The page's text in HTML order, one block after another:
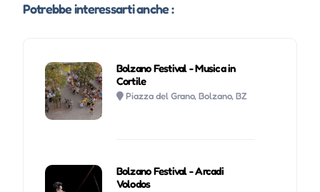
Potrebbe interessarti anche :
Bolzano Festival - Musica in
Cortile
Piazza del Grano, Bolzano, BZ
Bolzano Festival - Arcadi
Volodos